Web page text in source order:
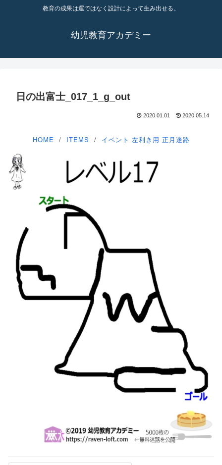
教育の成果は運ではなく設計によって生み出せる。
幼児教育アカデミー
日の出富士_017_1_g_out
2020.01.01 2020.05.14
HOME ITEMS イベント 左利き用 正月迷路